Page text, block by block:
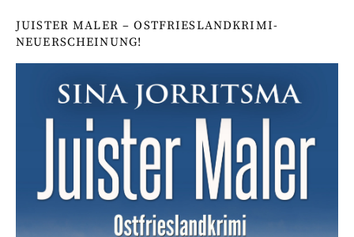
JUISTER MALER – OSTFRIESLANDKRIMI-
NEUERSCHEINUNG!